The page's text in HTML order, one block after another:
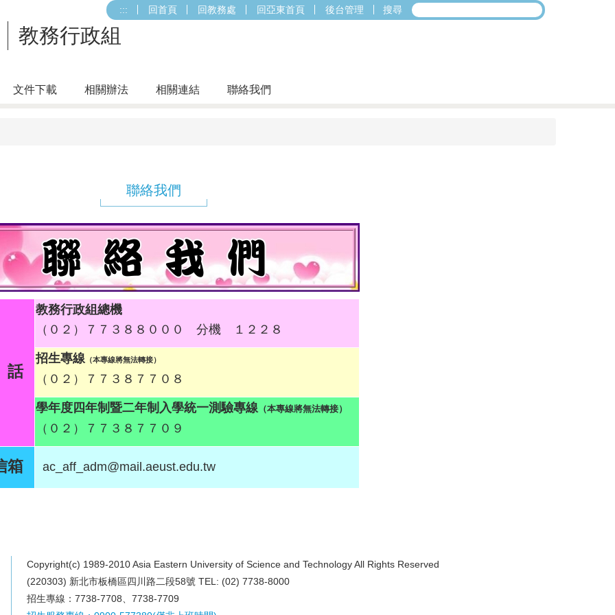
教務行政組
::: 回首頁 回教務處 回亞東首頁 後台管理 搜尋
文件下載 相關辦法 相關連結 聯絡我們
聯絡我們
教務行政組總機
（０２）７７３８８０００ 分機 １２２８
招生專線 （本專線將無法轉接）
（０２）７７３８７７０８
學年度四年制暨二年制入學統一測驗專線 （本專線將無法轉接）
（０２）７７３８７７０９
箱 ac_aff_adm@mail.aeust.edu.tw
Copyright(c) 1989-2010 Asia Eastern University of Science and Technology All Rights Reserved
(220303) 新北市板橋區四川路二段58號 TEL: (02) 7738-8000
招生專線：7738-7708、7738-7709